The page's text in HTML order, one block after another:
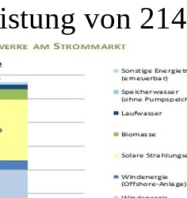
von